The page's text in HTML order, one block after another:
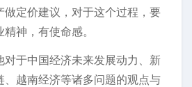
做定价建议，对于这个过程，要
神，有使命感。
对于中国经济未来发展动力、新
、越南经济等诸多问题的观点与